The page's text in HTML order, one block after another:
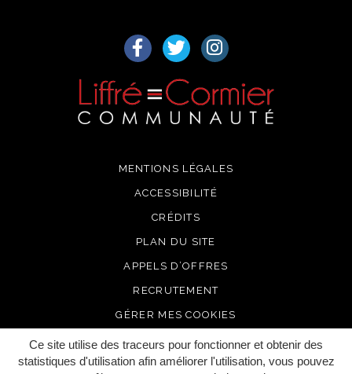
Ce site utilise des traceurs pour fonctionner et obtenir des
statistiques d'utilisation afin améliorer l'utilisation, vous pouvez
Lien vers le compte Facebook
Lien vers le compte Twitter
Lien vers le compte
MENTIONS LÉGALES
ACCESSIBILITÉ
CRÉDITS
PLAN DU SITE
APPELS D’OFFRES
RECRUTEMENT
GÉRER MES COOKIES